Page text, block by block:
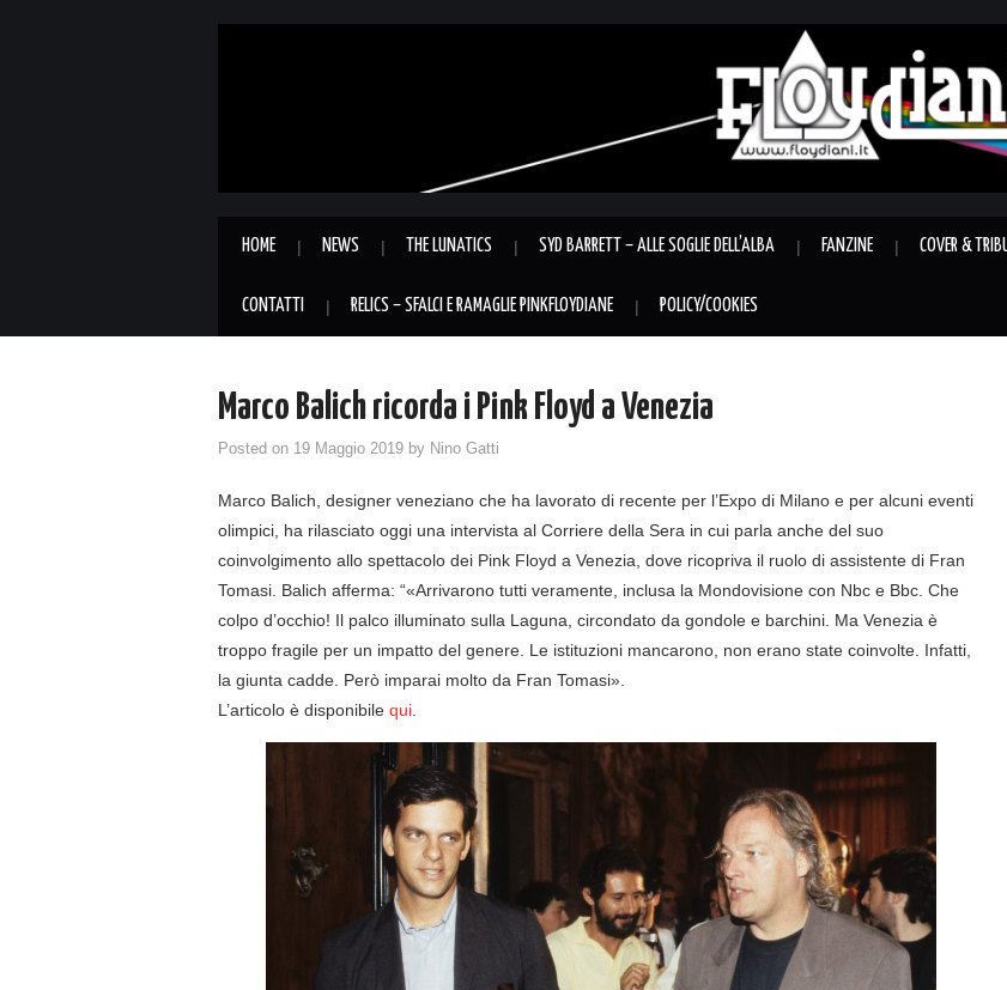
HOME NEWS THE LUNATICS SYD BARRETT – ALLE SOGLIE DELL’ALBA FANZINE COVER &
CONTATTI RELICS – SFALCI E RAMAGLIE PINKFLOYDIANE POLICY/COOKIES
Marco Balich ricorda i Pink Floyd a Venezia
Posted on 19 Maggio 2019 by Nino Gatti
Marco Balich, designer veneziano che ha lavorato di recente per l’Expo di Milano e per alcuni eventi
olimpici, ha rilasciato oggi una intervista al Corriere della Sera in cui parla anche del suo
coinvolgimento allo spettacolo dei Pink Floyd a Venezia, dove ricopriva il ruolo di assistente di Fran
Tomasi. Balich afferma: “«Arrivarono tutti veramente, inclusa la Mondovisione con Nbc e Bbc. Che
colpo d’occhio! Il palco illuminato sulla Laguna, circondato da gondole e barchini. Ma Venezia è
troppo fragile per un impatto del genere. Le istituzioni mancarono, non erano state coinvolte. Infatti,
la giunta cadde. Però imparai molto da Fran Tomasi».
L’articolo è disponibile qui